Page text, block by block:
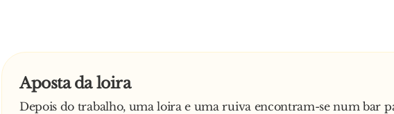
Aposta da loira
Depois do trabalho, uma loira e uma ruiva encontram-se num bar